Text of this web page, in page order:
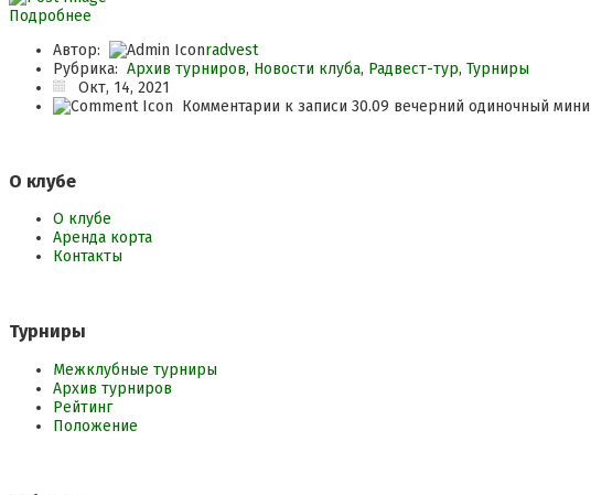
Подробнее
Автор:
radvest
Рубрика: Архив турниров, Новости клуба, Радвест-тур, Турниры
Окт, 14, 2021
Комментарии к записи 30.09 вечерний одиночный
О клубе
О клубе
Аренда корта
Контакты
Турниры
Межклубные турниры
Архив турниров
Рейтинг
Положение